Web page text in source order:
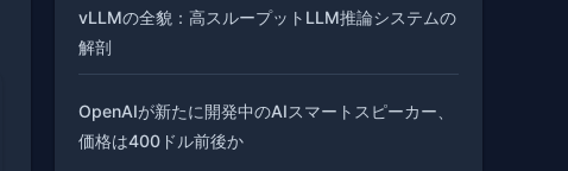
vLLMの全貌：高スループットLLM推論システムの
解剖
OpenAIが新たに開発中のAIスマートスピーカー、
価格は400ドル前後か